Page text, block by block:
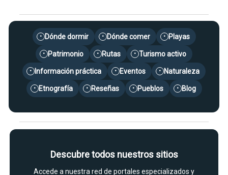
• Dónde dormir • Dónde comer • Playas
• Patrimonio • Rutas • Turismo activo
• Información práctica • Eventos • Naturaleza
• Etnografía • Reseñas • Pueblos • Blog
Descubre todos nuestros sitios
Accede a nuestra red de portales especializados y